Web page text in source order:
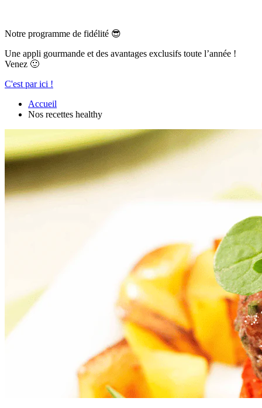
Notre programme de fidélité 😎
Une appli gourmande et des avantages exclusifs toute l’année !
Venez 🙂
C'est par ici !
Accueil
Nos recettes healthy